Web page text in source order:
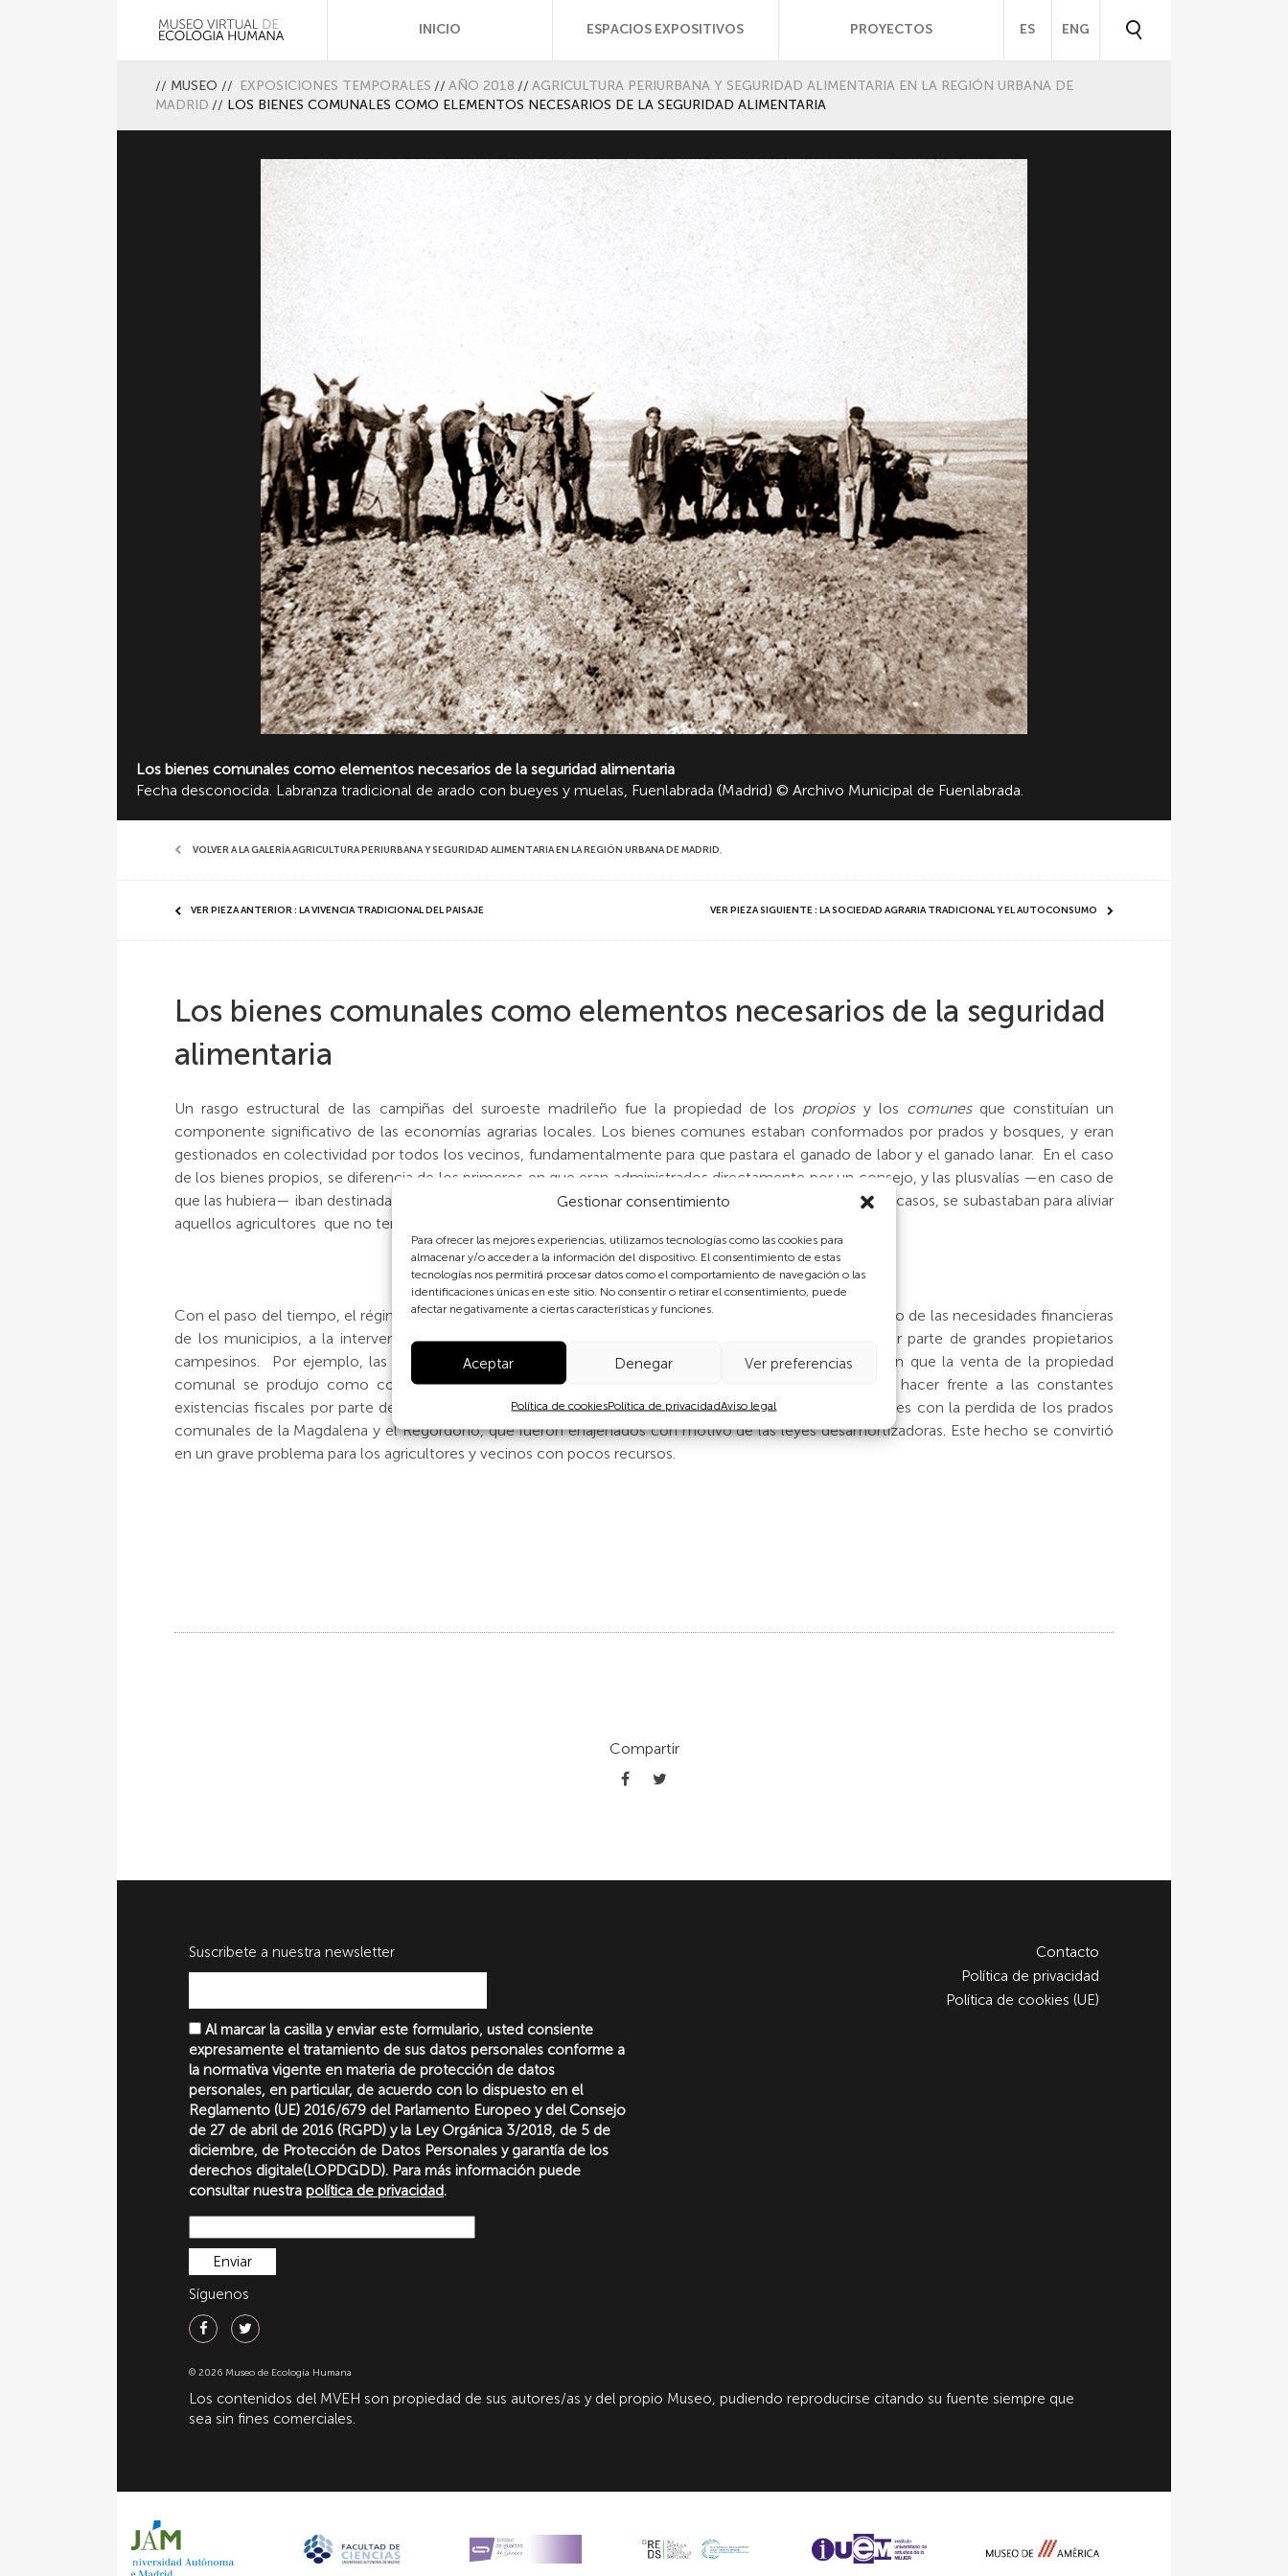
Gestionar consentimiento
Para ofrecer las mejores experiencias, utilizamos tecnologías como las cookies para
almacenar y/o acceder a la información del dispositivo. El consentimiento de estas
tecnologías nos permitirá procesar datos como el comportamiento de navegación o las
identificaciones únicas en este sitio. No consentir o retirar el consentimiento, puede
afectar negativamente a ciertas características y funciones.
Aceptar Denegar Ver preferencias
Política de cookiesPolítica de privacidadAviso legal
INICIO ESPACIOS EXPOSITIVOS PROYECTOS ES ENG
// MUSEO // EXPOSICIONES TEMPORALES // AÑO 2018 // AGRICULTURA PERIURBANA Y SEGURIDAD ALIMENTARIA EN LA REGIÓN URBANA DE
MADRID // LOS BIENES COMUNALES COMO ELEMENTOS NECESARIOS DE LA SEGURIDAD ALIMENTARIA
Los bienes comunales como elementos necesarios de la seguridad alimentaria
Fecha desconocida. Labranza tradicional de arado con bueyes y muelas, Fuenlabrada (Madrid) © Archivo Municipal de Fuenlabrada.
VOLVER A LA GALERÍA AGRICULTURA PERIURBANA Y SEGURIDAD ALIMENTARIA EN LA REGIÓN URBANA DE MADRID,
VER PIEZA ANTERIOR : LA VIVENCIA TRADICIONAL DEL PAISAJE VER PIEZA SIGUIENTE : LA SOCIEDAD AGRARIA TRADICIONAL Y EL AUTOCONSUMO
Los bienes comunales como elementos necesarios de la seguridad
alimentaria
Un rasgo estructural de las campiñas del suroeste madrileño fue la propiedad de los propiosy los comunesque constituían un
componente significativo de las economías agrarias locales. Los bienes comunes estaban conformados por prados y bosques, y eran
gestionados en colectividad por todos los vecinos, fundamentalmente para que pastara el ganado de labor y el ganado lanar. En el caso
de los bienes propios, se diferencia de los primeros en que eran administrados directamente por un consejo, y las plusvalías —en caso de
que las hubiera— iban destinadas para el mantenimiento de la comunidad. Los bienes
en algunos casos, se subastaban para aliviar
aquellos agricultores que no tenían ninguna propiedad o que tenían pequeñas explotaciones.
Con el paso del tiempo, el régimen comunal experimentó profundas transformaciones debido al aumento de las necesidades financieras
de los municipios, a la intervención de la oligarquía local y a las necesidades de ampliar superficie por parte de grandes propietarios
campesinos. Por ejemplo, las averiguaciones realizadas por Adriano Gómez sobre Fuenlabrada señalan que la venta de la propiedad
comunal se produjo como consecuencia de los destrozos de la Guerra de Sucesión (1713) o para hacer frente a las constantes
existencias fiscales por parte del consistorio hasta principios de los 1970; y lo mismo ocurrió en Móstoles con la perdida de los prados
comunales de la Magdalena y el Regordoño, que fueron enajenados con motivo de las leyes desamortizadoras. Este hecho se convirtió
en un grave problema para los agricultores y vecinos con pocos recursos.
Compartir
Suscribete a nuestra newsletter
Al marcar la casilla y enviar este formulario, usted consiente
expresamente el tratamiento de sus datos personales conforme a
la normativa vigente en materia de protección de datos
personales, en particular, de acuerdo con lo dispuesto en el
Reglamento (UE) 2016/679 del Parlamento Europeo y del Consejo
de 27 de abril de 2016 (RGPD) y la Ley Orgánica 3/2018, de 5 de
diciembre, de Protección de Datos Personales y garantía de los
derechos digitale(LOPDGDD). Para más información puede
consultar nuestra política de privacidad.
Síguenos
© 2026 Museo de Ecología Humana
Contacto
Política de privacidad
Política de cookies (UE)
Los contenidos del MVEH son propiedad de sus autores/as y del propio Museo, pudiendo reproducirse citando su fuente siempre que
sea sin fines comerciales.